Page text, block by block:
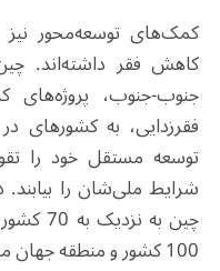
کمک‌های توسعه‌محور
کاهش فقر داشته‌اند.
جنوب-جنوب،
فقر‌زدایی، به
توسعه مستقل خود را
شرایط ملی‌شان را بیابند.
چین به
100 کشور و منطقه جهان منتقل شده است.